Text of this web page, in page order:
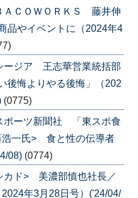
ＡＣＯＷＯＲＫＳ 藤井伸
やイベントに（2024年4
ージア 王志華営業統括部
悔よりやる後悔」（202
(0775)
ポーツ新聞社 「東スポ食
一氏> 食と性の伝導者
08) (0774)
カド> 美濃部慎也社長／
年3月28日号）('24/04/